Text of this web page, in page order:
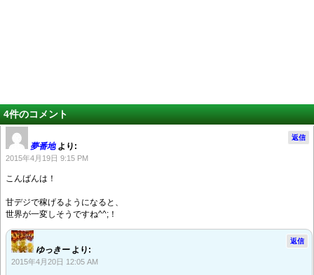
4件のコメント
夢番地 より:
2015年4月19日 9:15 PM
こんばんは！
甘デジで稼げるようになると、
世界が一変しそうですね^^;！
返信
ゆっきー より:
2015年4月20日 12:05 AM
返信